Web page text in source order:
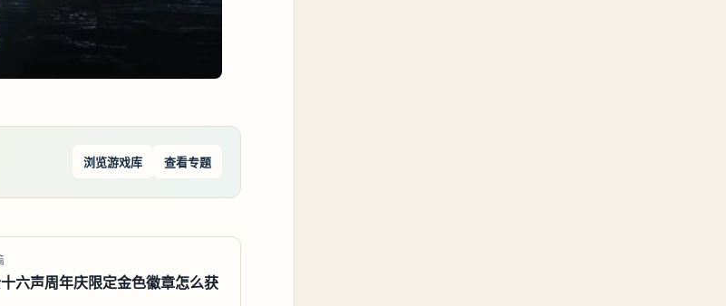
浏览游戏库 查看专题
六声周年庆限定金色徽章怎么获